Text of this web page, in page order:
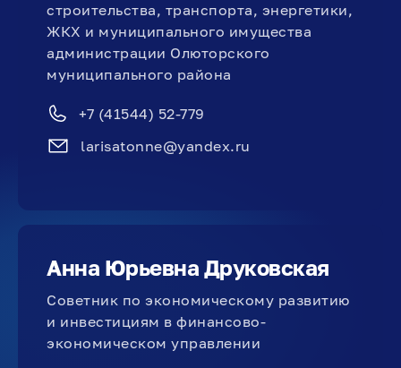
строительства, транспорта, энергетики,
ЖКХ и муниципального имущества
администрации Олюторского
муниципального района
+7 (41544) 52-779
larisatonne@yandex.ru
Анна Юрьевна Друковская
Советник по экономическому развитию
и инвестициям в финансово-
экономическом управлении